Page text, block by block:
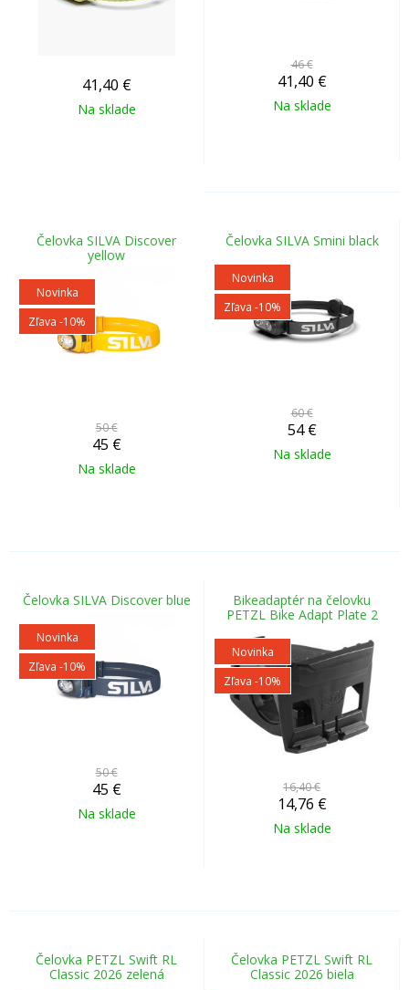
41,40 €
Na sklade
46 €
41,40 €
Na sklade
Čelovka SILVA Discover
yellow
Novinka
Zľava -10%
50 €
45 €
Na sklade
Čelovka SILVA Smini black
Novinka
Zľava -10%
60 €
54 €
Na sklade
Čelovka SILVA Discover blue
Novinka
Zľava -10%
50 €
45 €
Na sklade
Bikeadaptér na čelovku
PETZL Bike Adapt Plate 2
Novinka
Zľava -10%
16,40 €
14,76 €
Na sklade
Čelovka PETZL Swift RL
Classic 2026 zelená
Čelovka PETZL Swift RL
Classic 2026 biela